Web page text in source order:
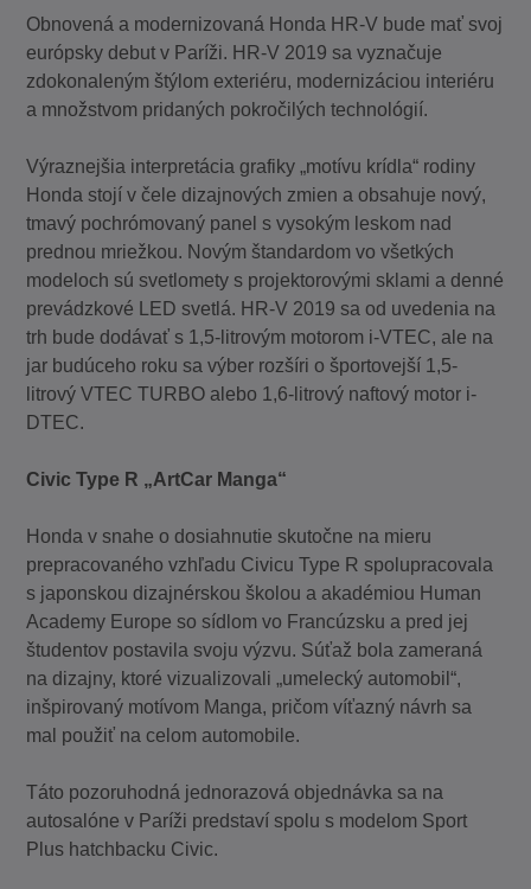
Obnovená a modernizovaná Honda HR-V bude mať svoj
európsky debut v Paríži. HR-V 2019 sa vyznačuje
zdokonaleným štýlom exteriéru, modernizáciou interiéru
a množstvom pridaných pokročilých technológií.
Výraznejšia interpretácia grafiky „motívu krídla“ rodiny
Honda stojí v čele dizajnových zmien a obsahuje nový,
tmavý pochrómovaný panel s vysokým leskom nad
prednou mriežkou. Novým štandardom vo všetkých
modeloch sú svetlomety s projektorovými sklami a denné
prevádzkové LED svetlá. HR-V 2019 sa od uvedenia na
trh bude dodávať s 1,5-litrovým motorom i-VTEC, ale na
jar budúceho roku sa výber rozšíri o športovejší 1,5-
litrový VTEC TURBO alebo 1,6-litrový naftový motor i-
DTEC.
Civic Type R „ArtCar Manga“
Honda v snahe o dosiahnutie skutočne na mieru
prepracovaného vzhľadu Civicu Type R spolupracovala
s japonskou dizajnérskou školou a akadémiou Human
Academy Europe so sídlom vo Francúzsku a pred jej
študentov postavila svoju výzvu. Súťaž bola zameraná
na dizajny, ktoré vizualizovali „umelecký automobil“,
inšpirovaný motívom Manga, pričom víťazný návrh sa
mal použiť na celom automobile.
Táto pozoruhodná jednorazová objednávka sa na
autosalóne v Paríži predstaví spolu s modelom Sport
Plus hatchbacku Civic.